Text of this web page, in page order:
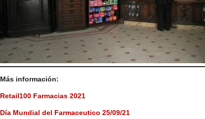
Más información:
Retail100 Farmacias 2021
Día Mundial del Farmaceutico 25/09/21